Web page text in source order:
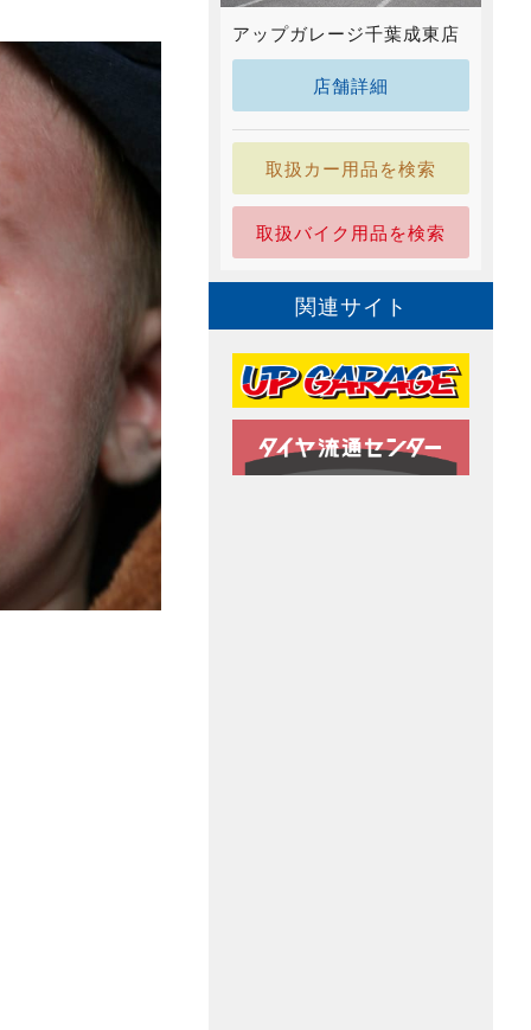
アップガレージ千葉成東店
店舗詳細
取扱カー用品を検索
取扱バイク用品を検索
関連サイト